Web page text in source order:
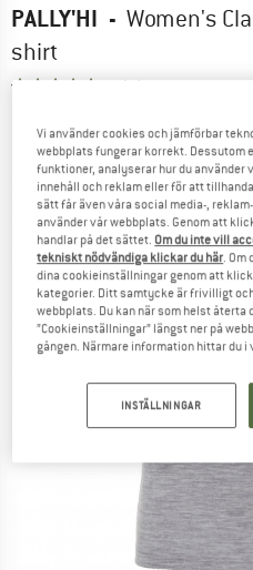
PALLY'HI - Women's
shirt
Vi använder cookies och jämförbar
webbplats fungerar korrekt. Dessutom
funktioner, analyserar hur du
innehåll och reklam eller för att
sätt får även våra social media-,
använder vår webbplats. Genom att
handlar på det sättet. Om du inte vill
tekniskt nödvändiga klickar du här. Om
dina cookieinställningar genom att
kategorier. Ditt samtycke är frivilligt
webbplats. Du kan när som helst återta
”Cookieinställningar” längst ner på
gången. Närmare information hittar du i
INSTÄLLNINGAR